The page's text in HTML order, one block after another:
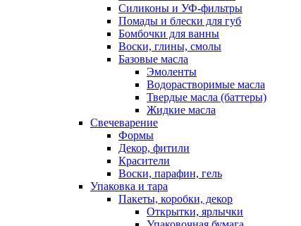
Силиконы и УФ-фильтры
Помады и блески для губ
Бомбочки для ванны
Воски, глины, смолы
Базовые масла
Эмоленты
Водорастворимые масла
Твердые масла (баттеры)
Жидкие масла
Свечеварение
Формы
Декор, фитили
Красители
Воски, парафин, гель
Упаковка и тара
Пакеты, коробки, декор
Открытки, ярлычки